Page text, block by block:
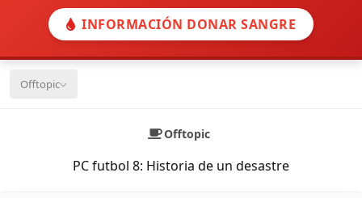
INFORMACIÓN DONAR SANGRE
Offtopic
Offtopic
PC futbol 8: Historia de un desastre